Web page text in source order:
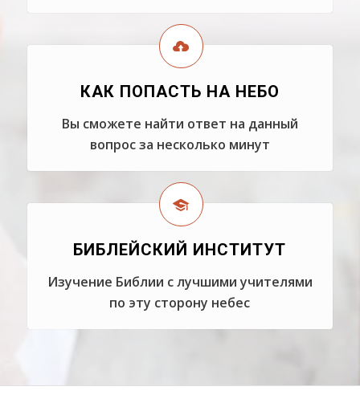
КАК ПОПАСТЬ НА НЕБО
Вы сможете найти ответ на данный
вопрос за несколько минут
БИБЛЕЙСКИЙ ИНСТИТУТ
Изучение Библии с лучшими учителями
по эту сторону небес